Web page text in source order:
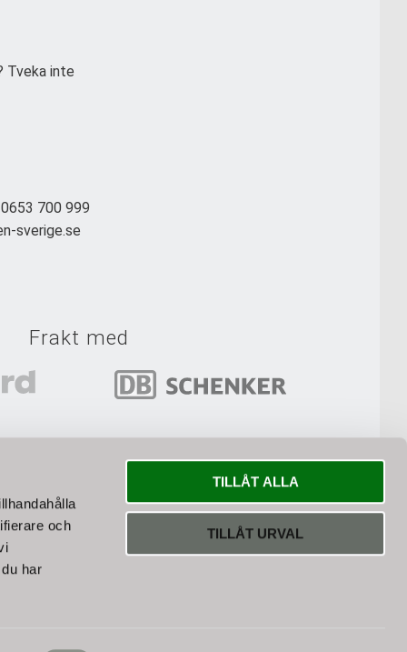
och
har
TILLÅT ALLA
TILLÅT URVAL
Tveka inte
700 999
sverige.se
Frakt med
bästa fraktsättet till dina varor.